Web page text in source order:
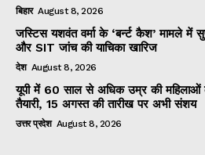
बिहार August 8, 2026
जस्टिस यशवंत वर्मा के ‘बर्न्ट कैश’ मामले में
और SIT जांच की याचिका खारिज
देश August 8, 2026
यूपी में 60 साल से अधिक उम्र की महिलाओं
तैयारी, 15 अगस्त की तारीख पर अभी संशय
उत्तर प्रदेश August 8, 2026